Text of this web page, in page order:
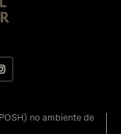
no ambiente de